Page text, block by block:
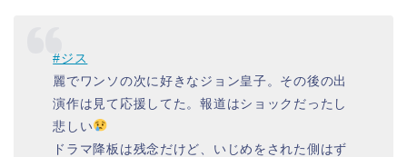
#ジス
麗でワンソの次に好きなジョン皇子。その後の出
演作は見て応援してた。報道はショックだったし
悲しい
ドラマ降板は残念だけど、いじめをされた側はず